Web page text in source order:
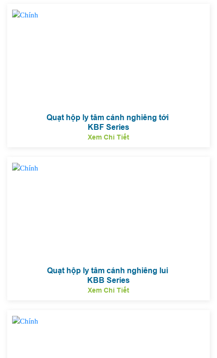
Quạt hộp ly tâm cánh nghiêng tới
KBF Series
Xem Chi Tiết
Quạt hộp ly tâm cánh nghiêng lui
KBB Series
Xem Chi Tiết